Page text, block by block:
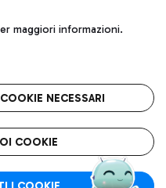
con il servizio di taxi a
gustosa in aeroporto
legali
stellato
maggiori informazioni.
NECESSARI
COOKIE